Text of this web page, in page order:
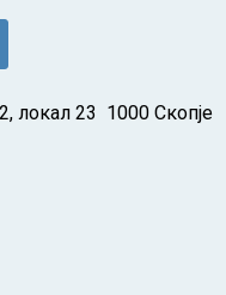
локал 23 1000 Скопје